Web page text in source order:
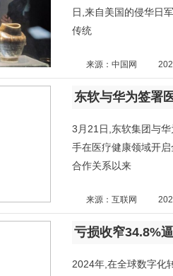
日,来自美国的侵华日
传统
来源：中国网
东软与华为签署
3月21日,东软集团与
手在医疗健康领域开
合作关系以来
来源：互联网
2024年,在全球数字化